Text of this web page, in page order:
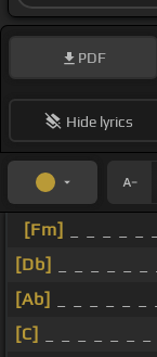
PDF
Hide lyrics
[Fm]
[Db]
[Ab]
[C]